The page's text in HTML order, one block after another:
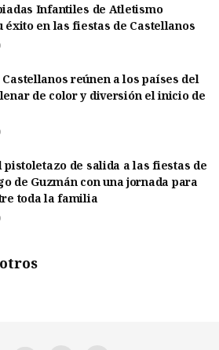
Infantiles de Atletismo
éxito en las fiestas de Castellanos
reúnen a los países del
de color y diversión el inicio de
pistoletazo de salida a las fiestas de
de Guzmán con una jornada para
toda la familia